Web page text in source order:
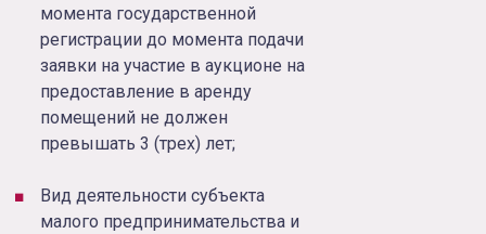
момента государственной
регистрации до момента подачи
заявки на участие в аукционе на
предоставление в аренду
помещений не должен
превышать 3 (трех) лет;
Вид деятельности субъекта
малого предпринимательства и